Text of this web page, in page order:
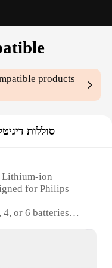
products
סוללות
Lithium-ion
for Philips
or 6 batteries
for safety and